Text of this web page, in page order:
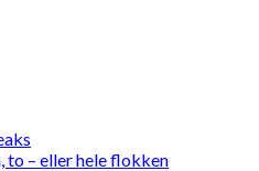
– eller hele flokken